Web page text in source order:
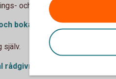
och
boka rådgivning på kontor
själv.
rådgivning